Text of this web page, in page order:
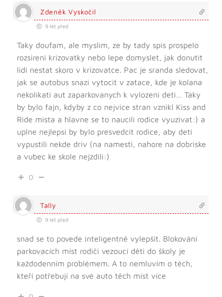
Zdeněk Vyskočil
9 let před
Taky doufam, ale myslim, ze by tady spis prospelo
rozsireni krizovatky nebo lepe domyslet, jak donutit
lidi nestat skoro v krizovatce. Pac je sranda sledovat,
jak se autobus snazi vytocit v zatace, kde je kolana
nekolikati aut zaparkovanych k vylozeni deti… Taky
by bylo fajn, kdyby z co nejvice stran vznikl Kiss and
Ride mista a hlavne se to naucili rodice vyuzivat:) a
uplne nejlepsi by bylo presvedcit rodice, aby deti
vypustili nekde driv (na namesti, nahore na dobriske
a vubec ke skole nejzdili:)
0
Tally
9 let před
snad se to povede inteligentně vylepšit. Blokování
parkovacích míst rodiči vezoucí děti do školy je
každodenním problémem. A to nemluvím o těch,
kteří potřebují na své auto těch míst více